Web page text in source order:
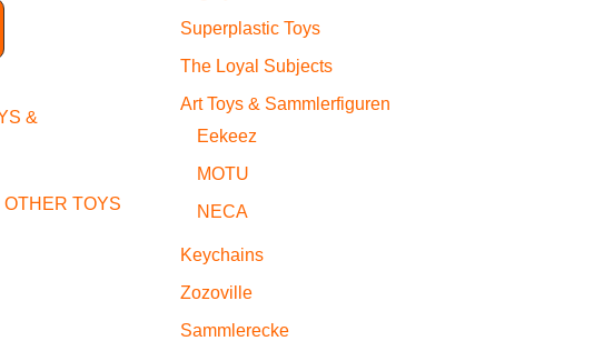
&
OTHER TOYS
Superplastic Toys
The Loyal Subjects
Art Toys & Sammlerfiguren
Eekeez
MOTU
NECA
Keychains
Zozoville
Sammlerecke